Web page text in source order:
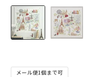
メール便1個まで可